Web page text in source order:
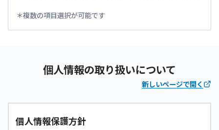
複数の項目選択が可能です
個人情報の取り扱いについて
新しいページで開く
個人情報保護方針